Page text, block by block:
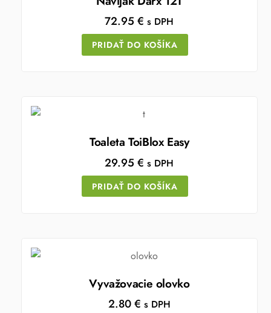
72.95€ s DPH
PRIDAŤ DO KOŠÍKA
Toaleta ToiBlox Easy
29.95€ s DPH
PRIDAŤ DO KOŠÍKA
Vyvažovacie olovko
2.80€ s DPH